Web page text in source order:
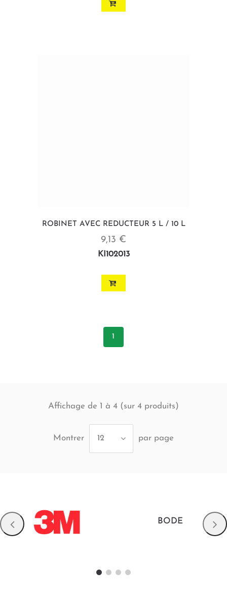
ROBINET AVEC REDUCTEUR 5 L / 10 L
9,13 €
KI102013
1
Affichage de 1 à 4 (sur 4 produits)
Montrer 12 par page
BODE